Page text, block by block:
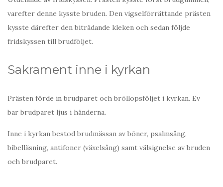
varefter denne kysste bruden. Den vigselförrättande prästen
kysste därefter den biträdande kleken och sedan följde
fridskyssen till brudföljet.
Sakrament inne i kyrkan
Prästen förde in brudparet och bröllopsföljet i kyrkan. Ev
bar brudparet ljus i händerna.
Inne i kyrkan bestod brudmässan av böner, psalmsång,
bibelläsning, antifoner (växelsång) samt välsignelse av bruden
och brudparet.